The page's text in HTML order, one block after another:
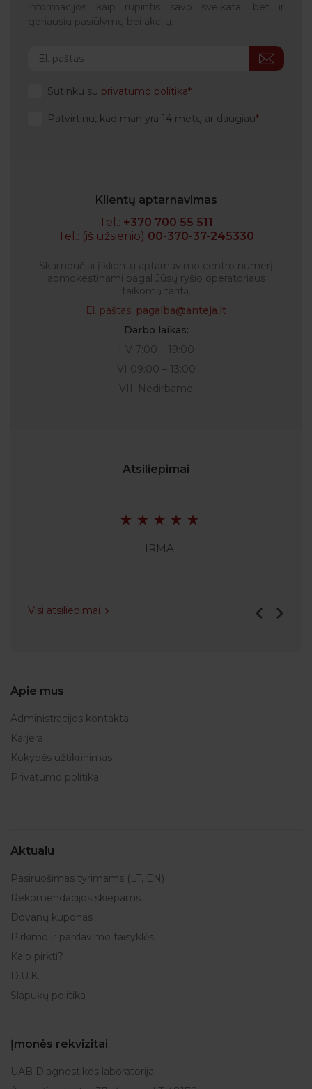
informacijos kaip rūpintis savo sveikata, bet ir
geriausių pasiūlymų bei akcijų.
Sutinku su privatumo politika
Patvirtinu, kad man yra 14 metų ar daugiau
Klientų aptarnavimas
Tel.: +370 700 55 511
Tel.: (iš užsienio) 00-370-37-245330
Skambučiai į klientų aptarnavimo centro numerį
apmokestinami pagal Jūsų ryšio operatoriaus
taikomą tarifą.
El. paštas: pagalba@anteja.lt
Darbo laikas:
I-V 7:00 – 19:00
VI 09:00 – 13:00
VII: Nedirbame
Atsiliepimai
IRMA
Visi atsiliepimai
Apie mus
Administracijos kontaktai
Karjera
Kokybės užtikrinimas
Privatumo politika
Aktualu
Pasiruošimas tyrimams (LT, EN)
Rekomendacijos skiepams
Dovanų kuponas
Pirkimo ir pardavimo taisyklės
Kaip pirkti?
D.U.K.
Slapukų politika
Įmonės rekvizitai
UAB Diagnostikos laboratorija